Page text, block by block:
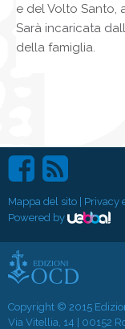
e del Volto Santo,
Sarà incaricata
della famiglia.
Mappa del sito | Privacy
Powered by
Copyright © 2015
Via Vitellia, 14 | 00152